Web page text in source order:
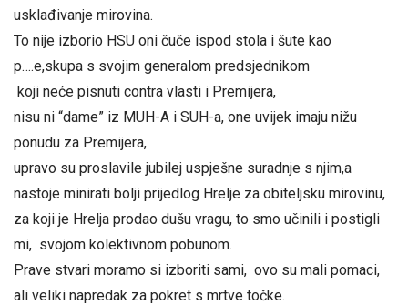
usklađivanje mirovina.
To nije izborio HSU oni čuče ispod stola i šute kao
p….e,skupa s svojim generalom predsjednikom
koji neće pisnuti contra vlasti i Premijera,
nisu ni “dame” iz MUH-A i SUH-a, one uvijek imaju nižu
ponudu za Premijera,
upravo su proslavile jubilej uspješne suradnje s njim,a
nastoje minirati bolji prijedlog Hrelje za obiteljsku mirovinu,
za koji je Hrelja prodao dušu vragu, to smo učinili i postigli
mi, svojom kolektivnom pobunom.
Prave stvari moramo si izboriti sami, ovo su mali pomaci,
ali veliki napredak za pokret s mrtve točke.